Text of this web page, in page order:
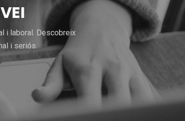
i laboral. Descobreix
i seriós.